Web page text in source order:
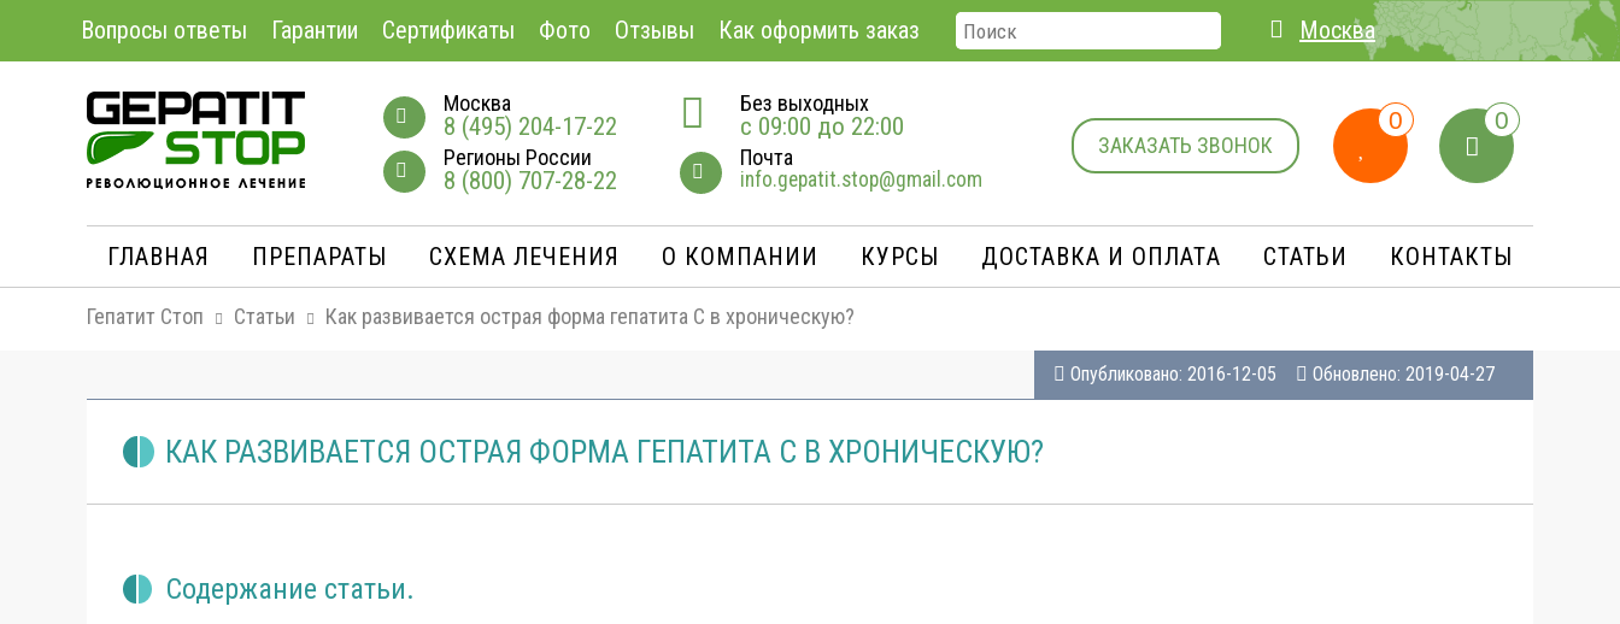
Вопросы ответы Гарантии Сертификаты Фото Отзывы Как оформить заказ Москва
Москва
8 (495) 204-17-22
Регионы России
8 (800) 707-28-22
Без выходных
с 09:00 до 22:00
Почта
info.gepatit.stop@gmail.com
ЗАКАЗАТЬ ЗВОНОК
0 0
ГЛАВНАЯ ПРЕПАРАТЫ СХЕМА ЛЕЧЕНИЯ О КОМПАНИИ КУРСЫ ДОСТАВКА И ОПЛАТA СТАТЬИ КОНТАКТЫ
Гепатит Стоп Статьи Как развивается острая форма гепатита C в хроническую?
Опубликовано: 2016-12-05 Обновлено: 2019-04-27
КАК РАЗВИВАЕТСЯ ОСТРАЯ ФОРМА ГЕПАТИТА C В ХРОНИЧЕСКУЮ?
Содержание статьи.